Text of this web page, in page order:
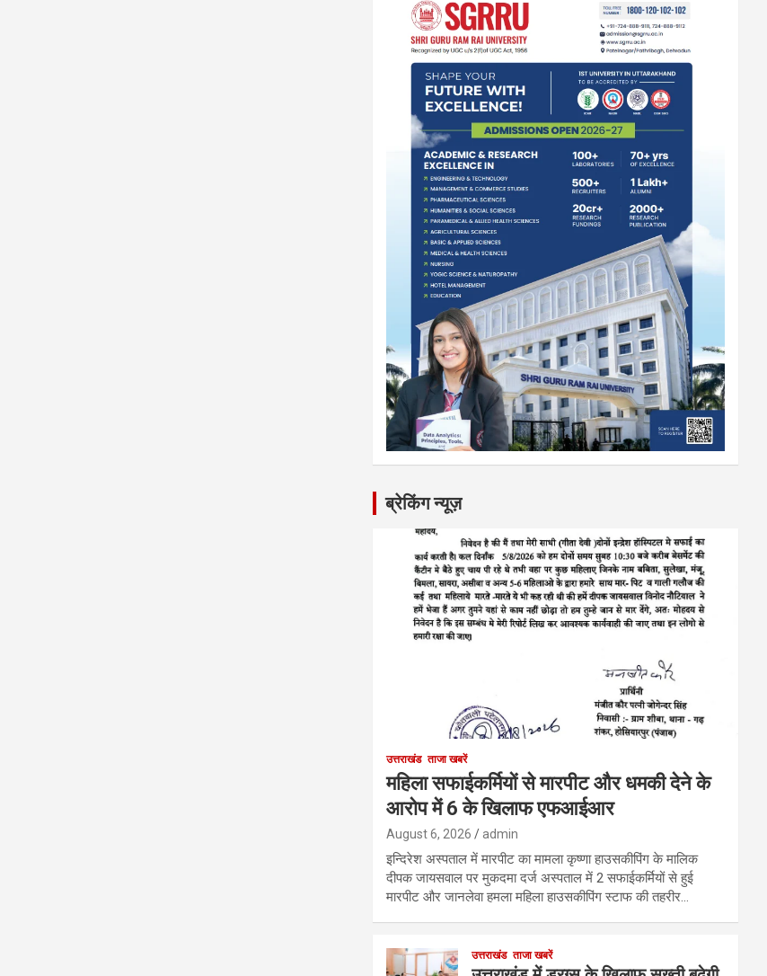
ब्रेकिंग न्यूज़
उत्तराखंड ताजा खबरें
महिला सफाईकर्मियों से मारपीट और धमकी देने के
आरोप में 6 के खिलाफ एफआईआर
August 6, 2026 admin
इन्दिरेश अस्पताल में मारपीट का मामला कृष्णा हाउसकीपिंग के मालिक
दीपक जायसवाल पर मुकदमा दर्ज अस्पताल में 2 सफाईकर्मियों से हुई
मारपीट और जानलेवा हमला महिला हाउसकीपिंग स्टाफ की तहरीर…
उत्तराखंड ताजा खबरें